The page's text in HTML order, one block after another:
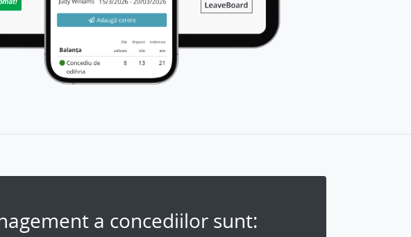
a concediilor sunt: